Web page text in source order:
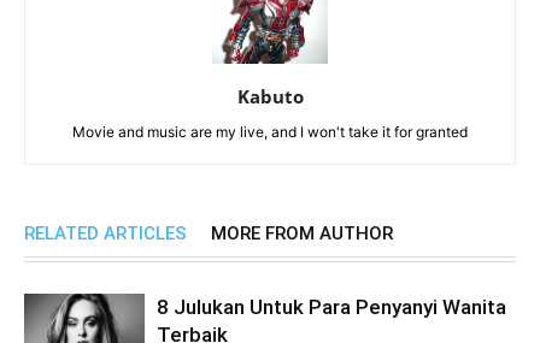
Kabuto
Movie and music are my live, and I won't take it for granted
RELATED ARTICLES MORE FROM AUTHOR
8 Julukan Untuk Para Penyanyi Wanita
Terbaik